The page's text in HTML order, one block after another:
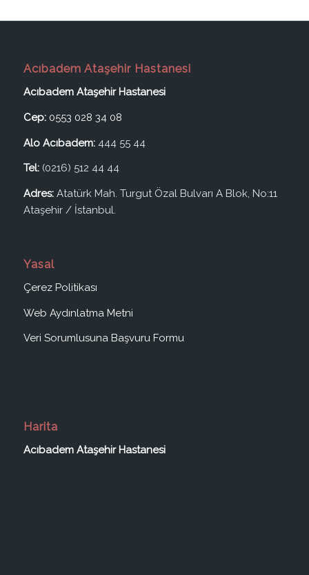
Acıbadem Ataşehir Hastanesi
Acıbadem Ataşehir Hastanesi
Cep: 0553 028 34 08
Alo Acıbadem:444 55 44
Tel:(0216) 512 44 44
Adres:Atatürk Mah. Turgut Özal Bulvarı A Blok, No:11
Ataşehir / İstanbul.
Yasal
Çerez Politikası
Web Aydınlatma Metni
Veri Sorumlusuna Başvuru Formu
Harita
Acıbadem Ataşehir Hastanesi